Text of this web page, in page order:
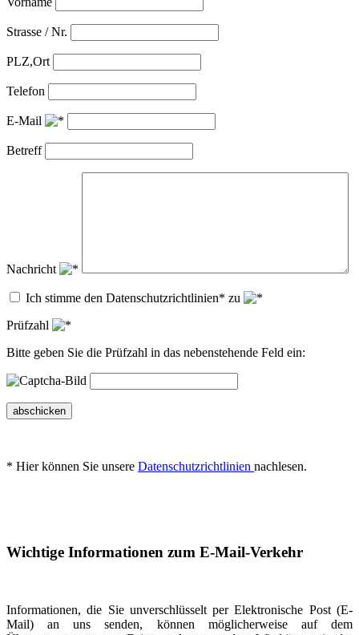
Strasse / Nr.
PLZ,Ort
Telefon
E-Mail
Betreff
Nachricht
Ich stimme den Datenschutzrichtlinien* zu
Prüfzahl
Bitte geben Sie die Prüfzahl in das nebenstehende Feld ein:
abschicken
* Hier können Sie unsere Datenschutzrichtlinien nachlesen.
Wichtige Informationen zum E-Mail-Verkehr
Informationen, die Sie unverschlüsselt per Elektronische Post (E-
Mail) an uns senden, können möglicherweise auf dem